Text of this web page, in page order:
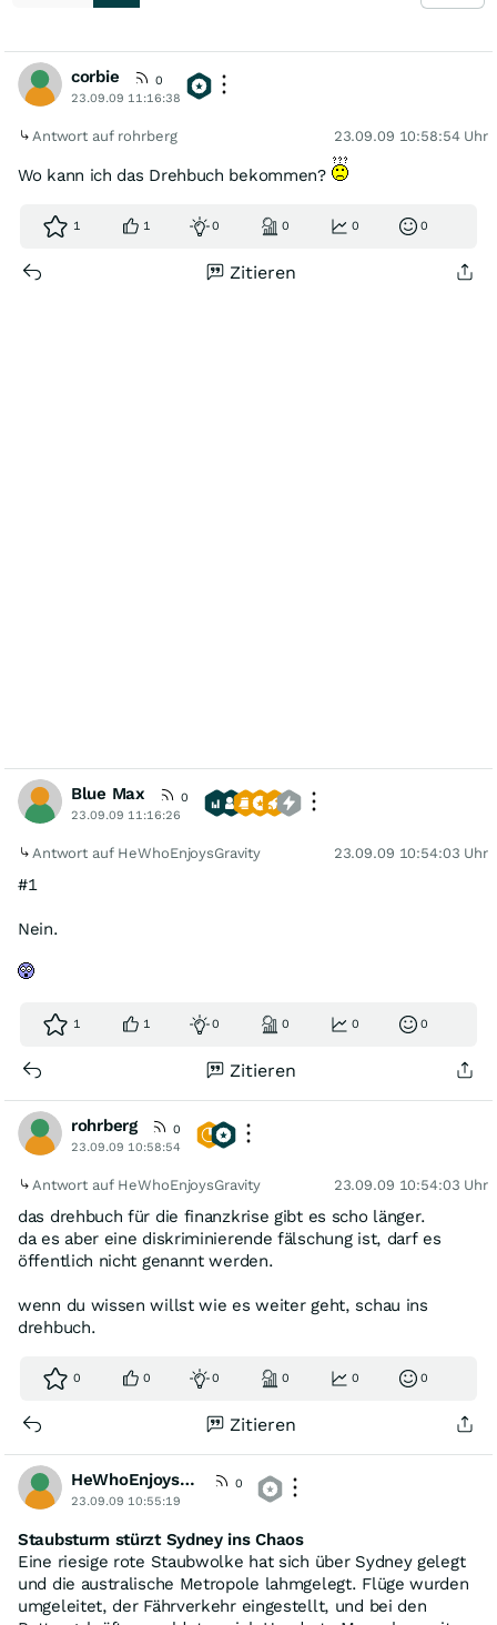
corbie
0
23.09.09 11:16:38
Antwort auf rohrberg 23.09.09 10:58:54 Uhr
Wo kann ich das Drehbuch bekommen?
1 1 0 0 0 0
Zitieren
Blue Max
0
23.09.09 11:16:26
Antwort auf HeWhoEnjoysGravity 23.09.09 10:54:03 Uhr
#1
Nein.
1 1 0 0 0 0
Zitieren
rohrberg
0
23.09.09 10:58:54
Antwort auf HeWhoEnjoysGravity 23.09.09 10:54:03 Uhr
das drehbuch für die finanzkrise gibt es scho länger.
da es aber eine diskriminierende fälschung ist, darf es
öffentlich nicht genannt werden.
wenn du wissen willst wie es weiter geht, schau ins
drehbuch.
0 0 0 0 0 0
Zitieren
HeWhoEnjoysGravity
0
23.09.09 10:55:19
Staubsturm stürzt Sydney ins Chaos
Eine riesige rote Staubwolke hat sich über Sydney gelegt
und die australische Metropole lahmgelegt. Flüge wurden
umgeleitet, der Fährverkehr eingestellt, und bei den